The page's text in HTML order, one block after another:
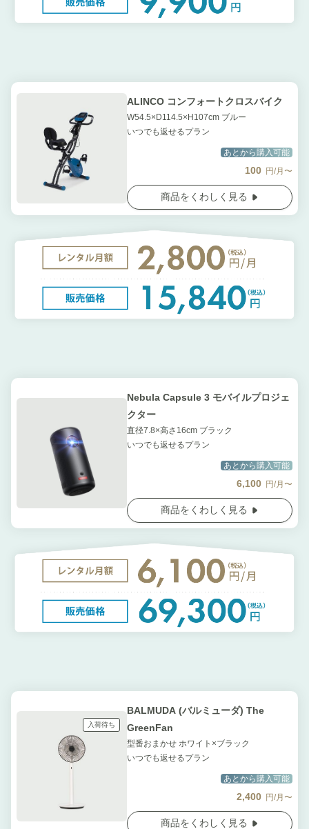
ALINCO コンフォートクロスバイク
W54.5×D114.5×H107cm ブルー
いつでも返せるプラン
あとから購入可能
100 円/月〜
商品をくわしく見る
Nebula Capsule 3 モバイルプロジェ
クター
直径7.8×高さ16cm ブラック
いつでも返せるプラン
あとから購入可能
6,100 円/月〜
商品をくわしく見る
入荷待ち
BALMUDA (バルミューダ) The
GreenFan
型番おまかせ ホワイト×ブラック
いつでも返せるプラン
あとから購入可能
2,400 円/月〜
商品をくわしく見る